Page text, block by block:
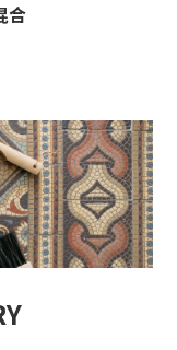
合